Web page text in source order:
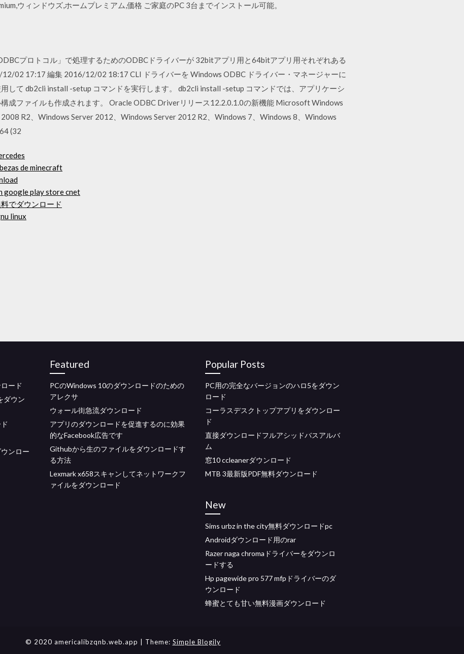
ウィンドウズ,ホームプレミアム,価格 ご家庭のPC 3台までインストール可能。
プロトコル」で処理するためのODBCドライバーが 32bitアプリ用と64bitアプリ用それぞれある
02 17:17 編集 2016/12/02 18:17 CLI ドライバーを Windows ODBC ドライバー・マネージャーに
して db2cli install -setup コマンドを実行します。 db2cli install -setup コマンドでは、アプリケーシ
成ファイルも作成されます。 Oracle ODBC Driverリリース12.2.0.1.0の新機能 Microsoft Windows
R2、Windows Server 2012、Windows Server 2012 R2、Windows 7、Windows 8、Windows
(32
de minecraft
google play store cnet
でダウンロード
linux
ード
ダウン
ンロー
Featured
PCのWindows 10のダウンロードのための
アレクサ
ウォール街急流ダウンロード
アプリのダウンロードを促進するのに効果
的なFacebook広告です
Githubから生のファイルをダウンロードす
る方法
Lexmark x658スキャンしてネットワークフ
ァイルをダウンロード
Popular Posts
PC用の完全なバージョンのハロ5をダウン
ロード
コーラスデスクトップアプリをダウンロー
ド
直接ダウンロードフルアシッドバスアルバ
ム
窓10 ccleanerダウンロード
MTB 3最新版PDF無料ダウンロード
New
Sims urbz in the city無料ダウンロードpc
Androidダウンロード用のrar
Razer naga chromaドライバーをダウンロ
ードする
Hp pagewide pro 577 mfpドライバーのダ
ウンロード
蜂蜜とても甘い無料漫画ダウンロード
© 2020 americalibzqnb.web.app | Theme: Simple Blogily